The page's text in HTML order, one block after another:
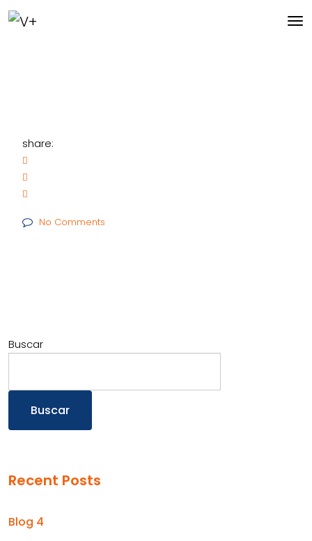
share:
No Comments
Buscar
Buscar
Recent Posts
Blog 4